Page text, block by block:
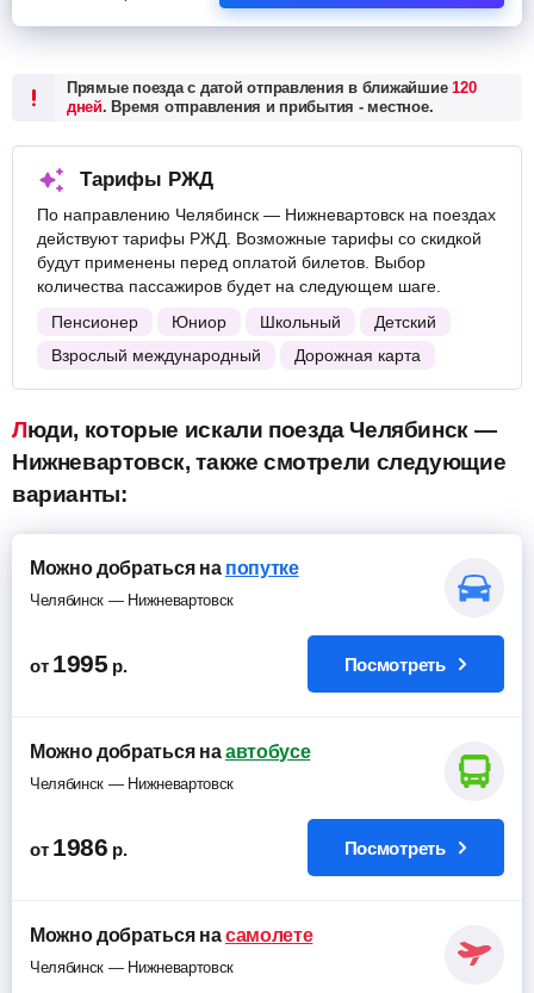
Прямые поезда с датой отправления в ближайшие120
дней. Время отправления и прибытия - местное.
Тарифы РЖД
По направлению Челябинск — Нижневартовск на поездах
действуют тарифы РЖД. Возможные тарифы со скидкой
будут применены перед оплатой билетов. Выбор
количества пассажиров будет на следующем шаге.
Пенсионер
Юниор Школьный
Детский
Взрослый международный
Дорожная карта
Люди, которые искали поезда Челябинск —
Нижневартовск, также смотрели следующие
варианты:
Можно добраться на попутке
Челябинск — Нижневартовск
от 1995 р. Посмотреть
Можно добраться наавтобусе
Челябинск — Нижневартовск
от 1986 р. Посмотреть
Можно добраться насамолете
Челябинск — Нижневартовск